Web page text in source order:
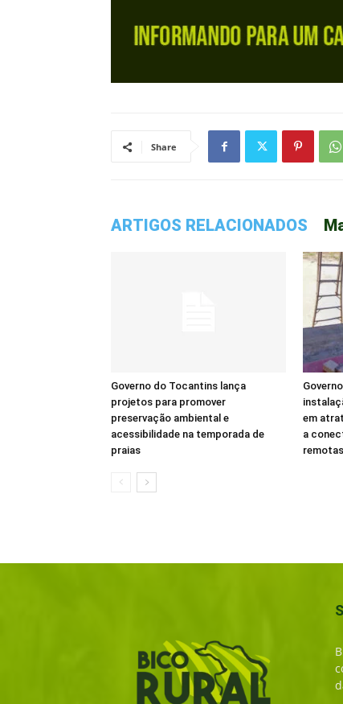
Share
ARTIGOS RELACIONADOS
Governo do Tocantins lança
projetos para promover
preservação ambiental e
acessibilidade na temporada de
praias
em
a
remotas